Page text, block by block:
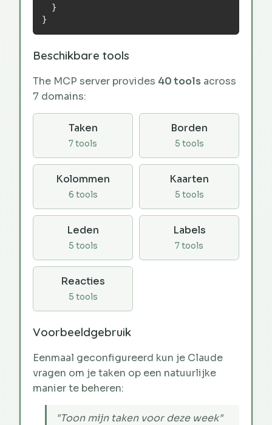
  }
}
Beschikbare tools
The MCP server provides 40 tools across
7 domains:
Taken
7 tools
Borden
5 tools
Kolommen
6 tools
Kaarten
5 tools
Leden
5 tools
Labels
7 tools
Reacties
5 tools
Voorbeeldgebruik
Eenmaal geconfigureerd kun je Claude
vragen om je taken op een natuurlijke
manier te beheren:
"Toon mijn taken voor deze week"